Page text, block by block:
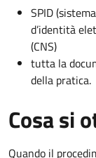
SPID
d’identità
(CNS)
tutta la
della pratica.
Cosa si
Quando il